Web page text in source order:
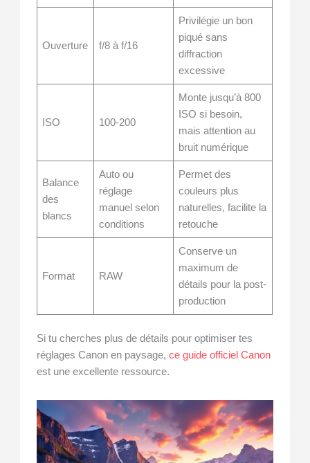
Ouverture f/8 à f/16
Privilégie un bon
piqué sans
diffraction
excessive
ISO 100-200
Monte jusqu’à 800
ISO si besoin,
mais attention au
bruit numérique
Balance
des
blancs
Auto ou
réglage
manuel selon
conditions
Permet des
couleurs plus
naturelles, facilite la
retouche
Format RAW
Conserve un
maximum de
détails pour la post-
production
Si tu cherches plus de détails pour optimiser tes
réglages Canon en paysage,ce guide officiel Canon
est une excellente ressource.